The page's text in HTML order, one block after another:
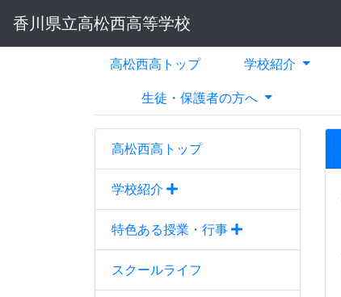
香川県立高松西高等学校
高松西高トップ 学校紹介
生徒・保護者の方へ
高松西高トップ
学校紹介
特色ある授業・行事
スクールライフ